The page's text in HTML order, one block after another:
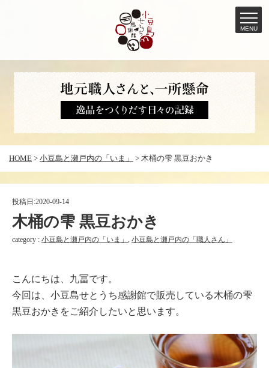
へ
MENU
HOME > 小豆島と瀬戸内の「いま」 > 木桶の雫 黒豆おかき
投稿日:2020-09-14
木桶の雫 黒豆おかき
category : 小豆島と瀬戸内の「いま」 , 小豆島と瀬戸内の「職人さん」
こんにちは、九冨です。
今回は、小豆島せとうち感謝館で販売している木桶の雫
黒豆おかきをご紹介したいと思います。